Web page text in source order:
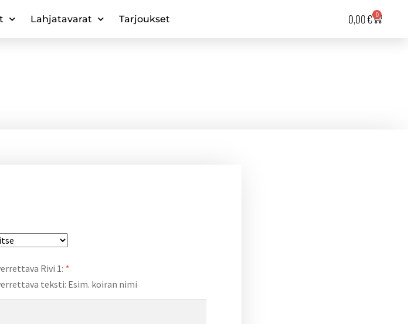
Lahjatavarat Tarjoukset 0,00€ 0
Rivi 1: *
teksti: Esim. koiran nimi